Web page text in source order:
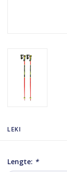
LEKI
Lengte: *